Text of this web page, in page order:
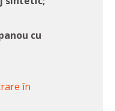
cu
în